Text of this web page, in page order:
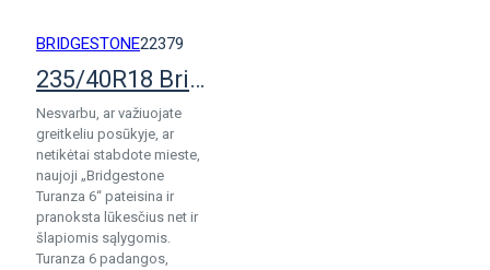
BRIDGESTONE22379
235/40R18 Bridgestone Turanza 6 Enliten
Nesvarbu, ar važiuojate
greitkeliu posūkyje, ar
netikėtai stabdote mieste,
naujoji „Bridgestone
Turanza 6“ pateisina ir
pranoksta lūkesčius net ir
šlapiomis sąlygomis.
Turanza 6 padangos,